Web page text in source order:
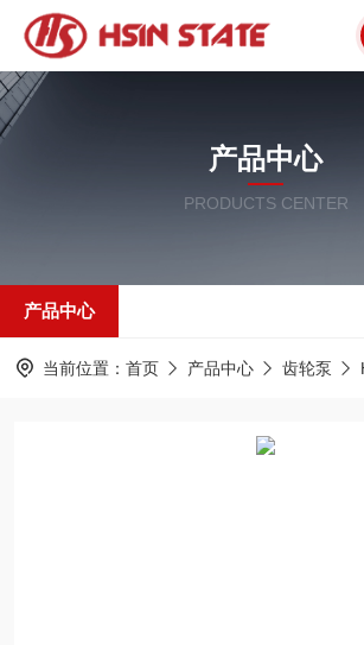
产品中心
PRODUCTS CENTER
产品中心
当前位置： 首页 产品中心 齿轮泵